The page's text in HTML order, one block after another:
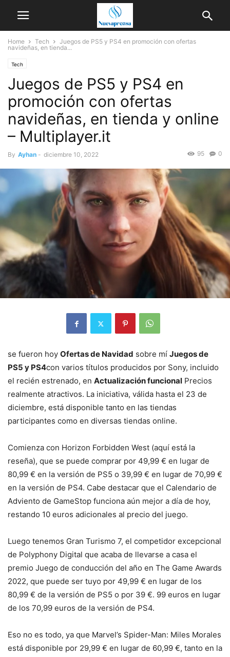
Home Tech
Juegos de PS5 y PS4 en promoción con ofertas
navideñas, en tienda...
Tech
Juegos de PS5 y PS4 en
promoción con ofertas
navideñas, en tienda y online
– Multiplayer.it
By Ayhan - diciembre 10, 2022 0
95
se fueron hoy Ofertas de Navidad sobre mí Juegos de
PS5 y PS4con varios títulos producidos por Sony, incluido
el recién estrenado, en Actualización funcional Precios
realmente atractivos. La iniciativa, válida hasta el 23 de
diciembre, está disponible tanto en las tiendas
participantes como en diversas tiendas online.
Comienza con Horizon Forbidden West (aquí está la
reseña), que se puede comprar por 49,99 € en lugar de
80,99 € en la versión de PS5 o 39,99 € en lugar de 70,99 €
en la versión de PS4. Cabe destacar que el Calendario de
Adviento de GameStop funciona aún mejor a día de hoy,
restando 10 euros adicionales al precio del juego.
Luego tenemos Gran Turismo 7, el competidor excepcional
de Polyphony Digital que acaba de llevarse a casa el
premio Juego de conducción del año en The Game Awards
2022, que puede ser tuyo por 49,99 € en lugar de los
80,99 € de la versión de PS5 o por 39 €. 99 euros en lugar
de los 70,99 euros de la versión de PS4.
Eso no es todo, ya que Marvel’s Spider-Man: Miles Morales
está disponible por 29,99 € en lugar de 60,99 €, tanto en la